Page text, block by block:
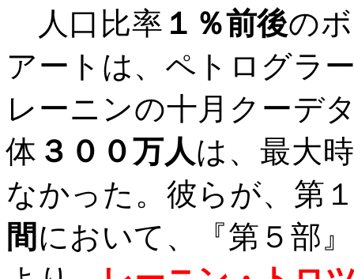
人口比率 １％前後の
アートは、ペトログラ
レーニンの十月クーデ
体 ３００万人は、最大
なかった。彼らが、第
間 において、『第５部